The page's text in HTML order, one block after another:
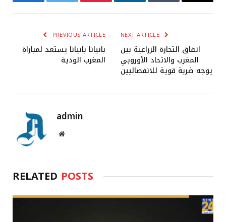
PREVIOUS ARTICLE
بانيانا بانيانا يستعد لمباراة
المغرب الودية
NEXT ARTICLE
اتفاق التجارة الزراعية بين
المغرب والاتحاد الأوروبي
يوجه ضربة قوية للانفصاليين
admin
Website
RELATED POSTS